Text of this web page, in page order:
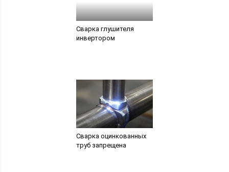
Сварка глушителя
инвертором
Сварка оцинкованных
труб запрещена